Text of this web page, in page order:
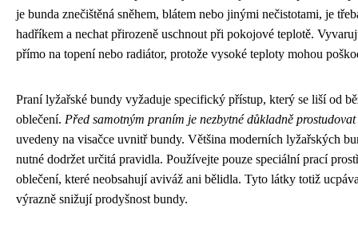
je bunda znečištěná sněhem, blátem nebo jinými nečistotami, je
hadříkem a nechat přirozeně uschnout při pokojové teplotě.
přímo na topení nebo radiátor, protože vysoké teploty mohou
Praní lyžařské bundy vyžaduje specifický přístup, který se liší od
oblečení. Před samotným praním je nezbytné důkladně
uvedeny na visačce uvnitř bundy. Většina moderních lyžařských
nutné dodržet určitá pravidla. Používejte pouze speciální prací
oblečení, které neobsahují aviváž ani bělidla. Tyto látky totiž
výrazně snižují prodyšnost bundy.